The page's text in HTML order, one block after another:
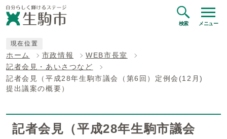
検索 メニュー
現在位置
ホーム 市政情報
WEB市長室
記者会見・あいさつなど
記者会見（平成28年生駒市議会（第6回）定例会(12月)
提出議案の概要）
記者会見（平成28年生駒市議会